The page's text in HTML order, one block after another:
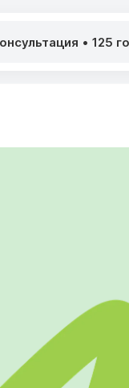
• 125